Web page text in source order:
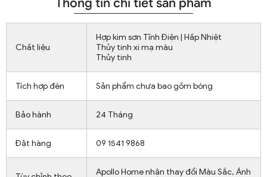
Thông tin chi tiết sản phẩm
Chất liệu
Hợp kim sơn Tĩnh Điện | Hấp Nhiệt
Thủy tinh xi mạ màu
Thủy tinh
Tích hợp đèn Sản phẩm chưa bao gồm bóng
Bảo hành 24 Tháng
Đặt hàng 09 1541 9868
Apollo Home nhận thay đổi Màu Sắc, Ánh